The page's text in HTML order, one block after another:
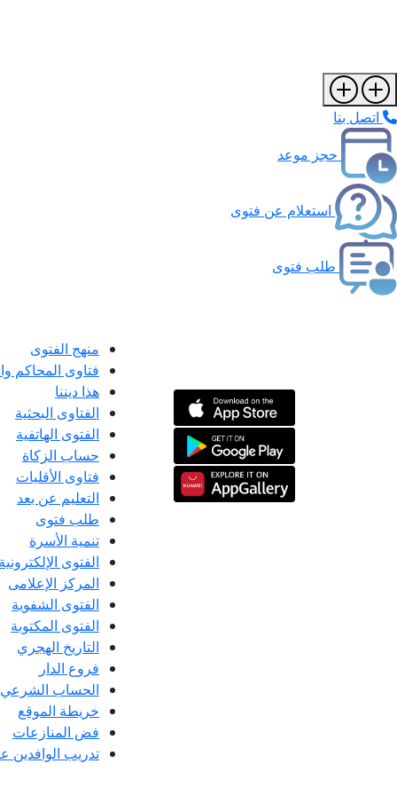
اتصل بنا
حجز موعد
استعلام عن فتوى
طلب فتوى
منهج الفتوى
فتاوى المحاكم
هذا ديننا
الفتاوى البحثية
الفتوى الهاتفية
حساب الزكاة
فتاوى الأقليات
التعليم عن بعد
طلب فتوى
تنمية الأسرة
الفتوى الإلكترونية
المركز الإعلامى
الفتوى الشفوية
الفتوى المكتوبة
التاريخ الهجري
فروع الدار
الحساب الشرعي
خريطة الموقع
فض المنازعات
تدريب الوافدين